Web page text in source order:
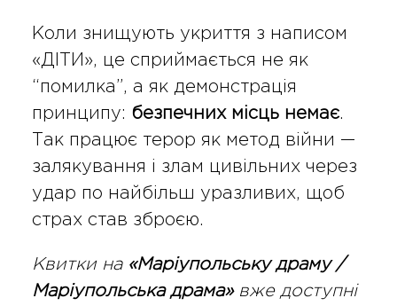
Коли знищують укриття з написом
«ДІТИ», це сприймається не як
“помилка”, а як демонстрація
принципу: безпечних місць немає.
Так працює терор як метод війни —
залякування і злам цивільних через
удар по найбільш уразливих, щоб
страх став зброєю.
Квитки на «Маріупольську драму /
Маріупольська драма»вже доступні